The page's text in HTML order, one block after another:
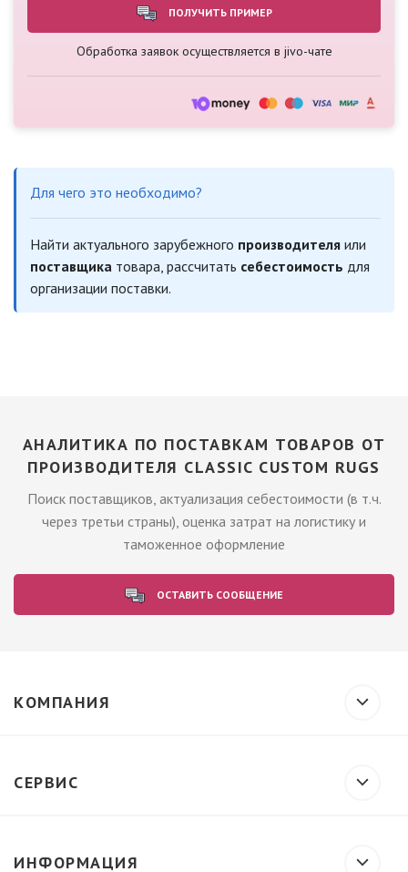
ПОЛУЧИТЬ ПРИМЕР
Обработка заявок осуществляется в jivo-чате
Для чего это необходимо?
Найти актуального зарубежного производителя или
поставщика товара, рассчитать себестоимость для
организации поставки.
АНАЛИТИКА ПО ПОСТАВКАМ ТОВАРОВ ОТ
ПРОИЗВОДИТЕЛЯ CLASSIC CUSTOM RUGS
Поиск поставщиков, актуализация себестоимости (в т.ч.
через третьи страны), оценка затрат на логистику и
таможенное оформление
ОСТАВИТЬ СООБЩЕНИЕ
КОМПАНИЯ
СЕРВИС
ИНФОРМАЦИЯ